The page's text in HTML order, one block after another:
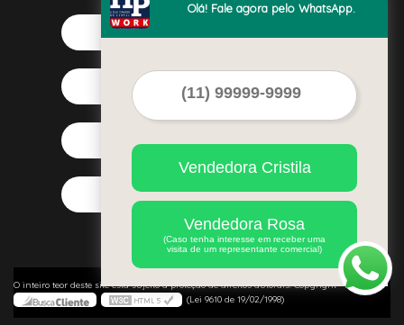
Serviços
Contato
Mapa do site
O inteiro teor deste site está sujeito à proteção de direitos autorais. Copyright HP Work
(Lei 9610 de 19/02/1998)
Olá! Fale agora pelo WhatsApp.
Vendedora Cristila
Vendedora Rosa
(Caso tenha interesse em receber uma
visita de um representante comercial)